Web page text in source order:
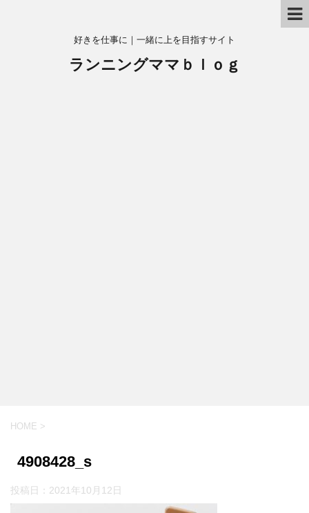
好きを仕事に｜一緒に上を目指すサイト
ランニングママｂｌｏｇ
HOME >
4908428_s
投稿日： 2021年10月12日